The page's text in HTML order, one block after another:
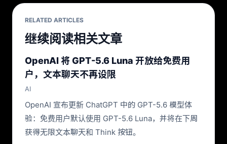
RELATED ARTICLES
继续阅读相关文章
OpenAI 将 GPT-5.6 Luna 开放给免费用
户，文本聊天不再设限
AI
OpenAI 宣布更新 ChatGPT 中的 GPT-5.6 模型体
验：免费用户默认使用 GPT-5.6 Luna，并将在下周
获得无限文本聊天和 Think 按钮。